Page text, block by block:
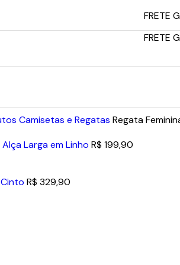
FRETE
FRETE
Camisetas e Regatas Regata
Larga em Linho R$ 199,90
R$ 329,90